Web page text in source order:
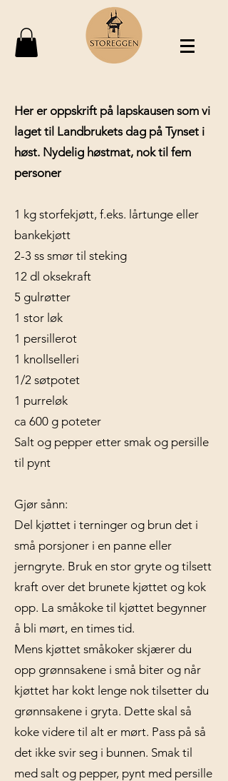
Her er oppskrift på lapskausen som vi
laget til Landbrukets dag på Tynset i
høst. Nydelig høstmat, nok til fem
personer
1 kg storfekjøtt, f.eks. lårtunge eller
bankekjøtt
2-3 ss smør til steking
12 dl oksekraft
5 gulrøtter
1 stor løk
1 persillerot
1 knollselleri
1/2 søtpotet
1 purreløk
ca 600 g poteter
Salt og pepper etter smak og persille
til pynt
Gjør sånn:
Del kjøttet i terninger og brun det i
små porsjoner i en panne eller
jerngryte. Bruk en stor gryte og tilsett
kraft over det brunete kjøttet og kok
opp. La småkoke til kjøttet begynner
å bli mørt, en times tid.
Mens kjøttet småkoker skjærer du
opp grønnsakene i små biter og når
kjøttet har kokt lenge nok tilsetter du
grønnsakene i gryta. Dette skal så
koke videre til alt er mørt. Pass på så
det ikke svir seg i bunnen. Smak til
med salt og pepper, pynt med persille